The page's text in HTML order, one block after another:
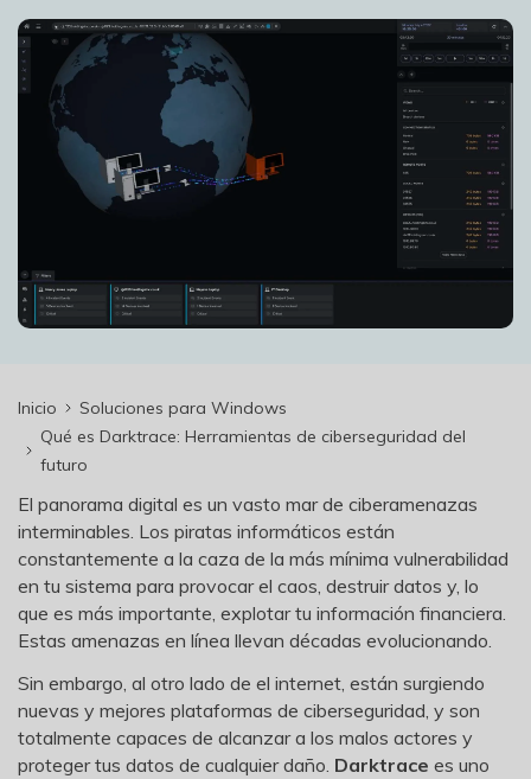
Recoverit Gratis
Recupera datos perdidos/eliminados gratis
Pruébalo Gratis
Otros Productos
Repairit - Reparar Datos
search
Inicio
Soluciones para Windows
Qué es Darktrace: Herramientas de ciberseguridad del
futuro
El panorama digital es un vasto mar de ciberamenazas
interminables. Los piratas informáticos están
constantemente a la caza de la más mínima vulnerabilidad
en tu sistema para provocar el caos, destruir datos y, lo
que es más importante, explotar tu información financiera.
Estas amenazas en línea llevan décadas evolucionando.
Sin embargo, al otro lado de el internet, están surgiendo
nuevas y mejores plataformas de ciberseguridad, y son
totalmente capaces de alcanzar a los malos actores y
proteger tus datos de cualquier daño. Darktrace es uno